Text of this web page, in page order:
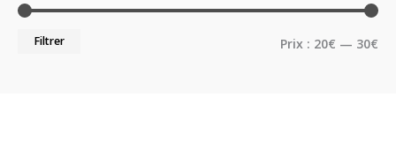
Filtrer Prix : 20€ — 30€